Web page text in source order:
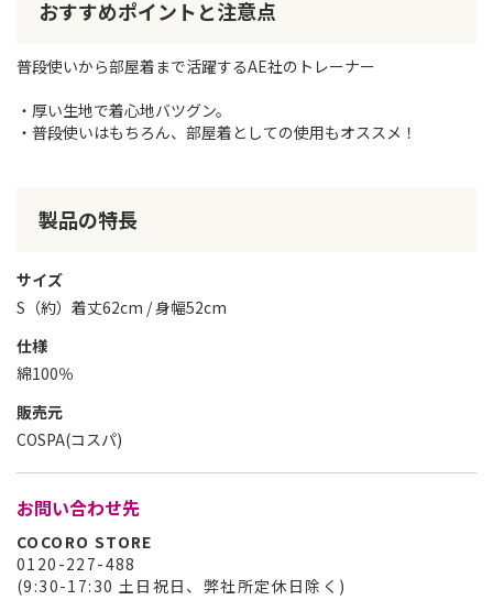
おすすめポイントと注意点
普段使いから部屋着まで活躍するAE社のトレーナー
・厚い生地で着心地バツグン。
・普段使いはもちろん、部屋着としての使用もオススメ！
製品の特長
サイズ
S（約）着丈62cm / 身幅52cm
仕様
綿100％
販売元
COSPA(コスパ)
お問い合わせ先
COCORO STORE
0120-227-488
(9:30-17:30 土日祝日、弊社所定休日除く)